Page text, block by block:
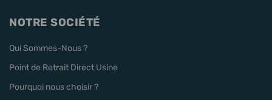
NOTRE SOCIÉTÉ
Qui Sommes-Nous ?
Point de Retrait Direct Usine
Pourquoi nous choisir ?